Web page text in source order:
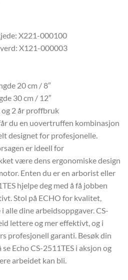
X221-000100
X121-000003
20 cm / 8″
30 cm / 12″
2 år proffbruk
du en uovertruffen kombinasjon
designet for profesjonelle.
er ideell for
være dens ergonomiske design
Enten du er en arborist eller
hjelpe deg med å få jobben
Stol på ECHO for kvalitet,
dine arbeidsoppgaver. CS-
lettere og mer effektivt, og i
profesjonell garanti. Besøk din
Echo CS-2511TES i aksjon og
arbeidet kan bli.